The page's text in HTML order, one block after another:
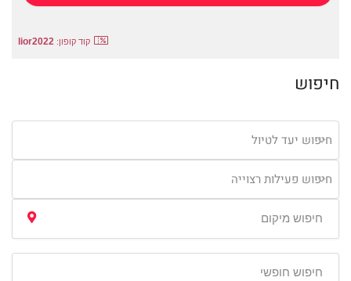
קוד קופון: lior2022
חיפוש
חיפוש יעד לטיול
חיפוש פעילות רצוייה